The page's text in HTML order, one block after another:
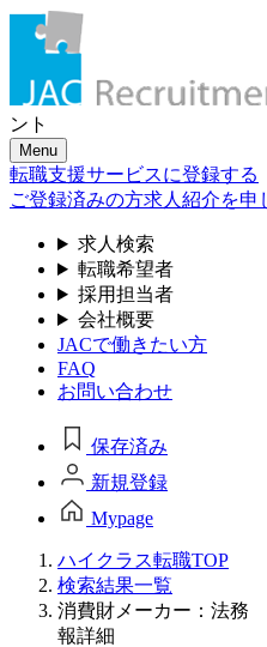
ント
Menu
転職支援サービスに登録する
ご登録済みの方求人紹介を申
求人検索
転職希望者
採用担当者
会社概要
JACで働きたい方
FAQ
お問い合わせ
保存済み
新規登録
Mypage
ハイクラス転職TOP
検索結果一覧
消費財メーカー：法務
報詳細